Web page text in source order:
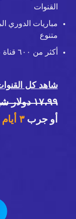
القنوات
مباريات الدوري
متنوع
أكثر من ٦٠٠ قناة عربية وأمريكية مجانية
شاهد كل
١٧،٩٩ دولار شهرياً
أو جرب٣